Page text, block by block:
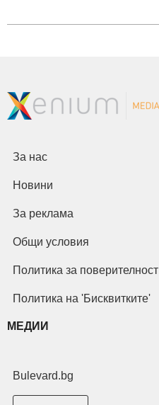
За нас
Новини
За реклама
Общи условия
Политика за поверителност
Политика на 'Бисквитките'
МЕДИИ
Bulevard.bg